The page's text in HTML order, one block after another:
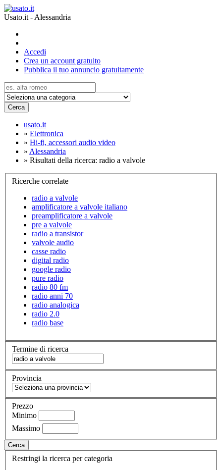
Usato.it - Alessandria
Accedi
Crea un account gratuito
Pubblica il tuo annuncio gratuitamente
Cerca
usato.it
» Elettronica
» Hi-fi, accessori audio video
» Alessandria
» Risultati della ricerca: radio a valvole
Ricerche correlate
radio a valvole
amplificatore a valvole italiano
preamplificatore a valvole
pre a valvole
radio a transistor
valvole audio
casse radio
digital radio
google radio
pure radio
radio 80 fm
radio anni 70
radio analogica
radio 2.0
radio base
Termine di ricerca
Provincia
Prezzo
Minimo
Massimo
Cerca
Restringi la ricerca per categoria